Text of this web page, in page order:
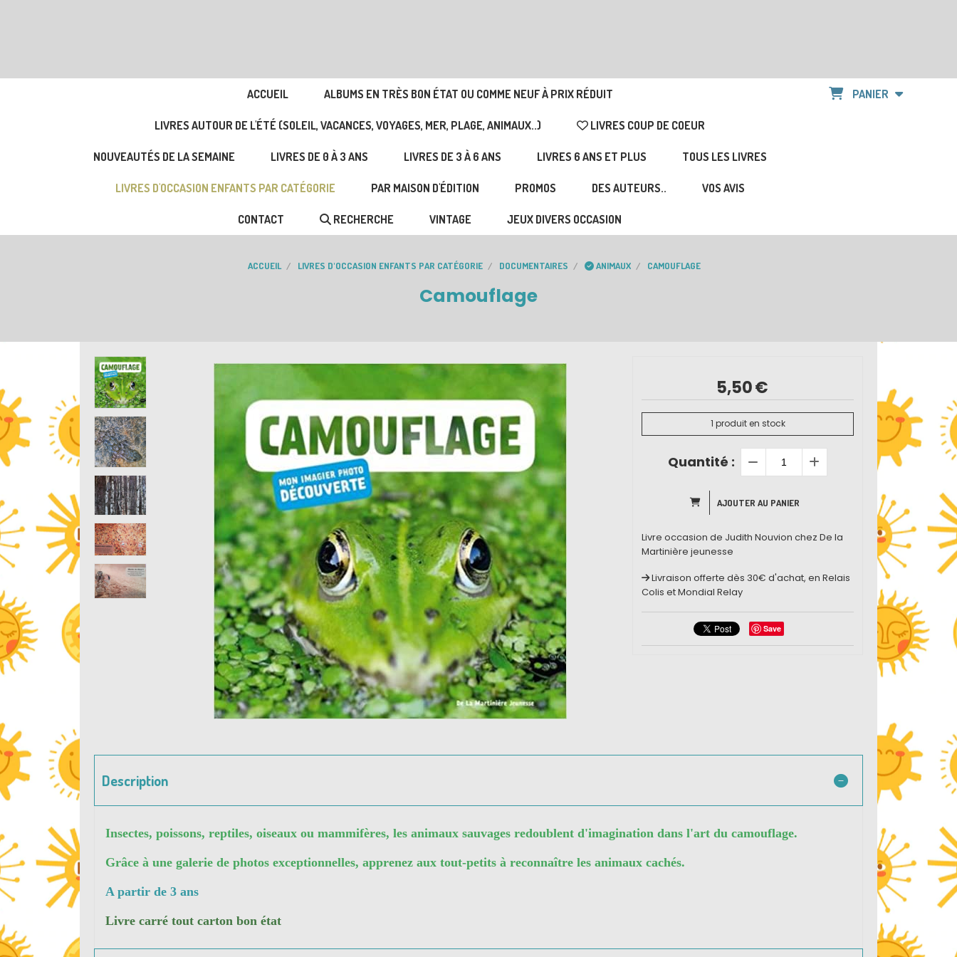
ACCUEIL ALBUMS EN TRÈS BON ÉTAT OU COMME NEUF À PRIX RÉDUIT
LIVRES AUTOUR DE L'ÉTÉ (SOLEIL, VACANCES, VOYAGES, MER, PLAGE, ANIMAUX..) LIVRES COUP DE COEUR
NOUVEAUTÉS DE LA SEMAINE LIVRES DE 0 À 3 ANS LIVRES DE 3 À 6 ANS LIVRES 6 ANS ET PLUS TOUS LES LIVRES
LIVRES D'OCCASION ENFANTS PAR CATÉGORIE PAR MAISON D'ÉDITION PROMOS DES AUTEURS.. VOS AVIS
CONTACT RECHERCHE VINTAGE JEUX DIVERS OCCASION
PANIER
ACCUEIL LIVRES D'OCCASION ENFANTS PAR CATÉGORIE DOCUMENTAIRES ANIMAUX CAMOUFLAGE
Camouflage
5,50€
1 produit en stock
Quantité :
AJOUTER AU PANIER
Livre occasion de Judith Nouvion chez De la
Martinière jeunesse
Livraison offerte dès 30€ d'achat, en Relais
Colis et Mondial Relay
Save
Description
Insectes, poissons, reptiles, oiseaux ou mammifères, les animaux sauvages redoublent d'imagination dans l'art du camouflage.
Grâce à une galerie de photos exceptionnelles, apprenez aux tout-petits à reconnaître les animaux cachés.
A partir de 3 ans
Livre carré tout carton bon état